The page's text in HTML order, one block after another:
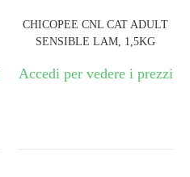
CHICOPEE CNL CAT ADULT
SENSIBLE LAM, 1,5KG
Accedi per vedere i prezzi